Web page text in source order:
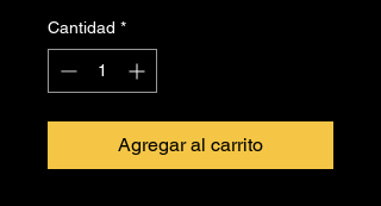
Cantidad *
Agregar al carrito